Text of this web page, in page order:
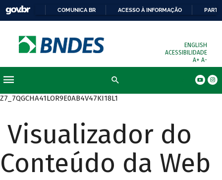
COMUNICA BR ACESSO À INFORMAÇÃO
ENGLISH
ACESSIBILIDADE
A+ A-
Z7_7QGCHA41LOR9E0AB4V47KI18L1
Visualizador do
Conteúdo da Web